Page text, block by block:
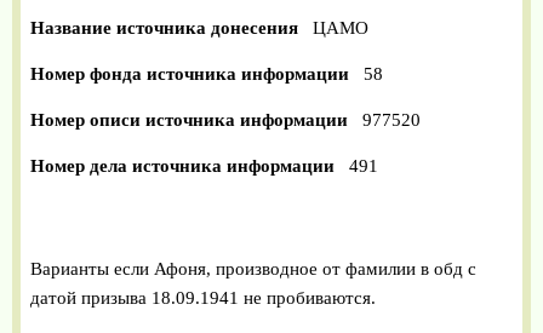
Название источника донесения ЦАМО
Номер фонда источника информации 58
Номер описи источника информации 977520
Номер дела источника информации 491
Варианты если Афоня, производное от фамилии в обд с
датой призыва 18.09.1941 не пробиваются.